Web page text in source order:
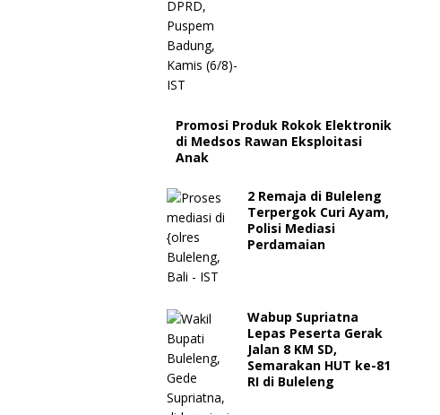
Promosi Produk Rokok Elektronik
di Medsos Rawan Eksploitasi
Anak
2 Remaja di Buleleng
Terpergok Curi Ayam,
Polisi Mediasi
Perdamaian
Wabup Supriatna
Lepas Peserta Gerak
Jalan 8 KM SD,
Semarakan HUT ke-81
RI di Buleleng